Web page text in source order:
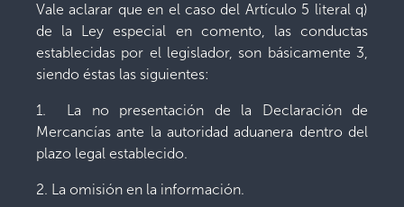
Vale aclarar que en el caso del Artículo 5 literal q)
de la Ley especial en comento, las conductas
establecidas por el legislador, son básicamente 3,
siendo éstas las siguientes:
1. La no presentación de la Declaración de
Mercancías ante la autoridad aduanera dentro del
plazo legal establecido.
2. La omisión en la información.